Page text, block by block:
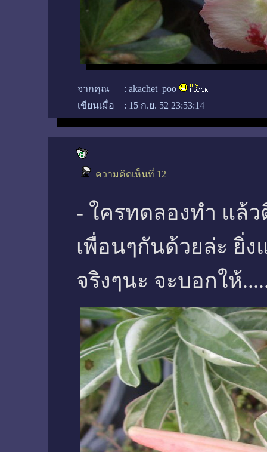
จากคุณ : akachet_poo
เขียนเมื่อ
: 15 ก.ย. 52 23:53:14
ความคิดเห็นที่ 12
- ใครทดลองทำ แล้
เพื่อนๆกันด้วยล่ะ ยิ่
จริงๆนะ จะบอกให้